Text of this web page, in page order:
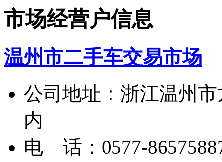
市场经营户信息
温州市二手车交易市场
公司地址：浙江温州
内
电 话：0577-